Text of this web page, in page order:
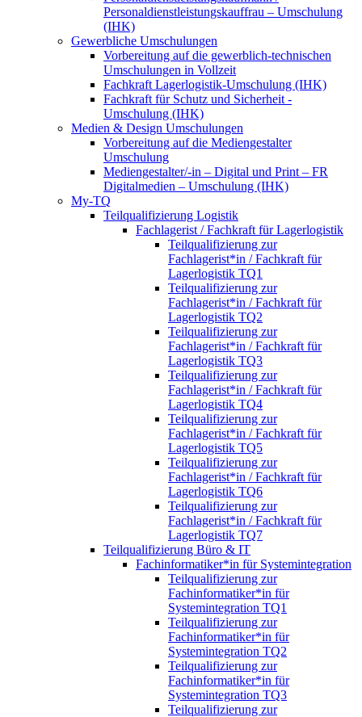
Personaldienstleistungskauffrau – Umschulung
(IHK)
Gewerbliche Umschulungen
Vorbereitung auf die gewerblich-technischen
Umschulungen in Vollzeit
Fachkraft Lagerlogistik-Umschulung (IHK)
Fachkraft für Schutz und Sicherheit -
Umschulung (IHK)
Medien & Design Umschulungen
Vorbereitung auf die Mediengestalter
Umschulung
Mediengestalter/-in – Digital und Print – FR
Digitalmedien – Umschulung (IHK)
My-TQ
Teilqualifizierung Logistik
Fachlagerist / Fachkraft für Lagerlogistik
Teilqualifizierung zur
Fachlagerist*in / Fachkraft für
Lagerlogistik TQ1
Teilqualifizierung zur
Fachlagerist*in / Fachkraft für
Lagerlogistik TQ2
Teilqualifizierung zur
Fachlagerist*in / Fachkraft für
Lagerlogistik TQ3
Teilqualifizierung zur
Fachlagerist*in / Fachkraft für
Lagerlogistik TQ4
Teilqualifizierung zur
Fachlagerist*in / Fachkraft für
Lagerlogistik TQ5
Teilqualifizierung zur
Fachlagerist*in / Fachkraft für
Lagerlogistik TQ6
Teilqualifizierung zur
Fachlagerist*in / Fachkraft für
Lagerlogistik TQ7
Teilqualifizierung Büro & IT
Fachinformatiker*in für Systemintegration
Teilqualifizierung zur
Fachinformatiker*in für
Systemintegration TQ1
Teilqualifizierung zur
Fachinformatiker*in für
Systemintegration TQ2
Teilqualifizierung zur
Fachinformatiker*in für
Systemintegration TQ3
Teilqualifizierung zur